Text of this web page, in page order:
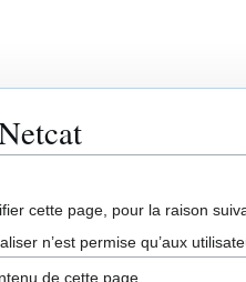
cette page, pour la raison
n’est permise qu’aux
de cette page.